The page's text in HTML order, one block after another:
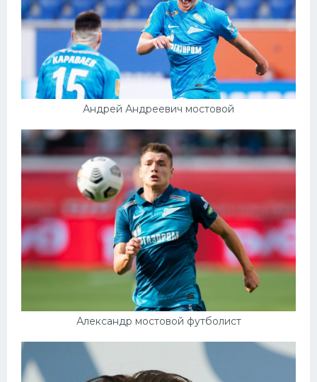
Андрей Андреевич мостовой
Александр мостовой футболист